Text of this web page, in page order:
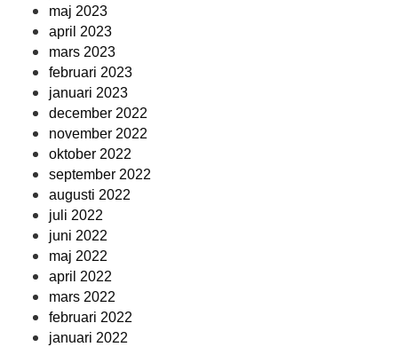
maj 2023
april 2023
mars 2023
februari 2023
januari 2023
december 2022
november 2022
oktober 2022
september 2022
augusti 2022
juli 2022
juni 2022
maj 2022
april 2022
mars 2022
februari 2022
januari 2022